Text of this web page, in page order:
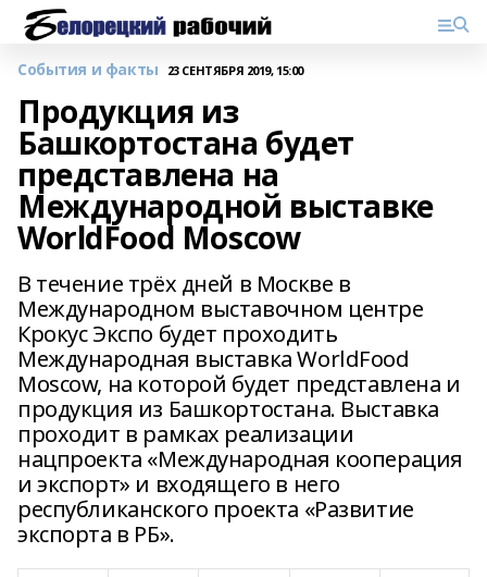
События и факты 23 СЕНТЯБРЯ 2019, 15:00
Продукция из
Башкортостана будет
представлена на
Международной выставке
WorldFood Moscow
В течение трёх дней в Москве в
Международном выставочном центре
Крокус Экспо будет проходить
Международная выставка WorldFood
Moscow, на которой будет представлена и
продукция из Башкортостана. Выставка
проходит в рамках реализации
нацпроекта «Международная кооперация
и экспорт» и входящего в него
республиканского проекта «Развитие
экспорта в РБ».